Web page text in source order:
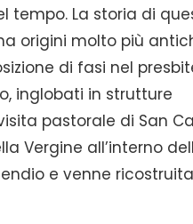
tempo. La storia di
origini molto più
di fasi nel
inglobati in strutture
pastorale di San
Vergine all’interno
e venne